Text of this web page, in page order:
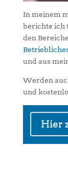
In meinem
berichte ich
den
und aus
Werden
und